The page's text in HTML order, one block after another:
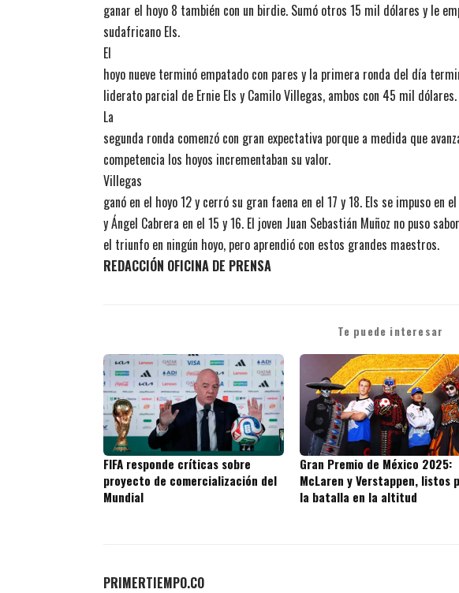
ganar el hoyo 8 también con un birdie. Sumó otros 15 mil dólares y le
sudafricano Els.
El
hoyo nueve terminó empatado con pares y la primera ronda del día
liderato parcial de Ernie Els y Camilo Villegas, ambos con 45 mil dólares.
La
segunda ronda comenzó con gran expectativa porque a medida que
competencia los hoyos incrementaban su valor.
Villegas
ganó en el hoyo 12 y cerró su gran faena en el 17 y 18. Els se impuso en
y Ángel Cabrera en el 15 y 16. El joven Juan Sebastián Muñoz no puso
el triunfo en ningún hoyo, pero aprendió con estos grandes maestros.
REDACCIÓN OFICINA DE PRENSA
Te puede interesar
FIFA responde críticas sobre
proyecto de comercialización del
Mundial
Gran Premio de México 2025:
McLaren y Verstappen, listos
la batalla en la altitud
PRIMERTIEMPO.CO